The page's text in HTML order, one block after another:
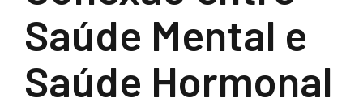
Saúde Mental e
Saúde Hormonal